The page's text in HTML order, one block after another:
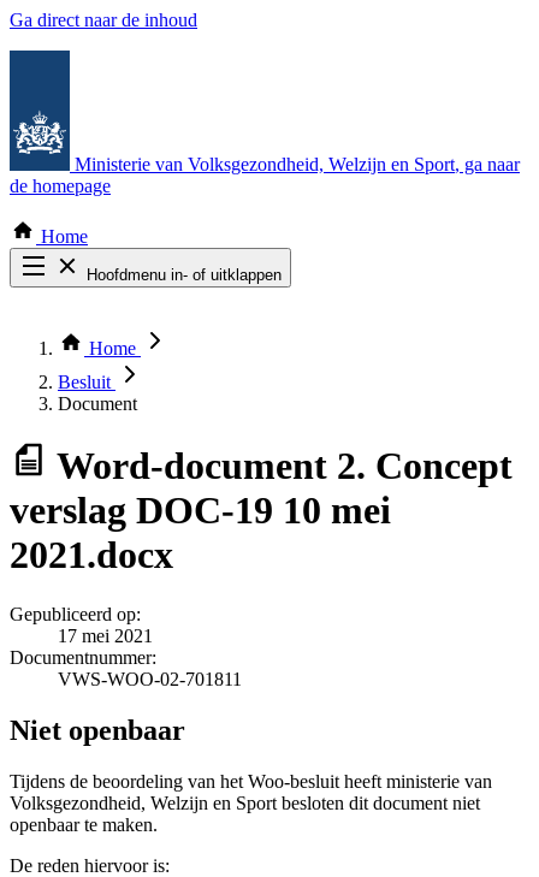
Ga direct naar de inhoud
Ministerie van Volksgezondheid, Welzijn en Sport, ga naar
de homepage
Home
Hoofdmenu in- of uitklappen
Thema COVID-19
Bekijk per bestuursorgaan
Home
Besluit
Document
Word-document 2. Concept
verslag DOC-19 10 mei
2021.docx
Gepubliceerd op:
17 mei 2021
Documentnummer:
VWS-WOO-02-701811
Niet openbaar
Tijdens de beoordeling van het Woo-besluit heeft ministerie van
Volksgezondheid, Welzijn en Sport besloten dit document niet
openbaar te maken.
De reden hiervoor is: